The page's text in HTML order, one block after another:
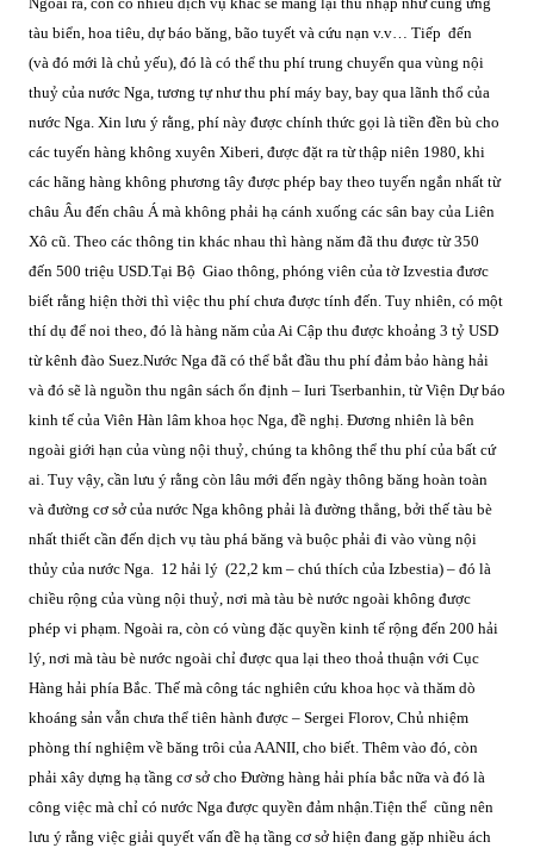
tàu biển, hoa tiêu, dự báo băng, bão tuyết và cứu nạn v.v… Tiếp đến
(và đó mới là chủ yếu), đó là có thể thu phí trung chuyển qua vùng nội
thuỷ của nước Nga, tương tự như thu phí máy bay, bay qua lãnh thổ của
nước Nga. Xin lưu ý rằng, phí này được chính thức gọi là tiền đền bù cho
các tuyến hàng không xuyên Xiberi, được đặt ra từ thập niên 1980, khi
các hãng hàng không phương tây được phép bay theo tuyến ngắn nhất từ
châu Âu đến châu Á mà không phải hạ cánh xuống các sân bay của Liên
Xô cũ. Theo các thông tin khác nhau thì hàng năm đã thu được từ 350
đến 500 triệu USD.Tại Bộ Giao thông, phóng viên của tờ Izvestia đươc
biết rằng hiện thời thì việc thu phí chưa được tính đến. Tuy nhiên, có một
thí dụ để noi theo, đó là hàng năm của Ai Cập thu được khoảng 3 tỷ USD
từ kênh đào Suez.Nước Nga đã có thể bắt đầu thu phí đảm bảo hàng hải
và đó sẽ là nguồn thu ngân sách ổn định – Iuri Tserbanhin, từ Viện Dự báo
kinh tế của Viên Hàn lâm khoa học Nga, đề nghị. Đương nhiên là bên
ngoài giới hạn của vùng nội thuỷ, chúng ta không thể thu phí của bất cứ
ai. Tuy vậy, cần lưu ý rằng còn lâu mới đến ngày thông băng hoàn toàn
và đường cơ sở của nước Nga không phải là đường thẳng, bởi thế tàu bè
nhất thiết cần đến dịch vụ tàu phá băng và buộc phải đi vào vùng nội
thủy của nước Nga. 12 hải lý (22,2 km – chú thích của Izbestia) – đó là
chiều rộng của vùng nội thuỷ, nơi mà tàu bè nước ngoài không được
phép vi phạm. Ngoài ra, còn có vùng đặc quyền kinh tế rộng đến 200 hải
lý, nơi mà tàu bè nước ngoài chỉ được qua lại theo thoả thuận với Cục
Hàng hải phía Bắc. Thế mà công tác nghiên cứu khoa học và thăm dò
khoáng sản vẫn chưa thể tiên hành được – Sergei Florov, Chủ nhiệm
phòng thí nghiệm về băng trôi của AANII, cho biết. Thêm vào đó, còn
phải xây dựng hạ tầng cơ sở cho Đường hàng hải phía bắc nữa và đó là
công việc mà chỉ có nước Nga được quyền đảm nhận.Tiện thể cũng nên
lưu ý rằng việc giải quyết vấn đề hạ tầng cơ sở hiện đang gặp nhiều ách